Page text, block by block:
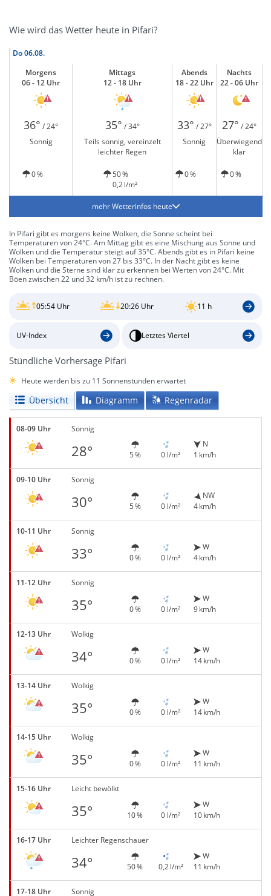
Wie wird das Wetter heute in Pifari?
Do06.08.
Morgens
06 - 12 Uhr
Mittags
12 - 18 Uhr
Abends
18 - 22 Uhr
Nachts
22 - 06 Uhr
36° / 24° 35° / 34° 33° / 27° 27° / 24°
Sonnig
Teils sonnig, vereinzelt
leichter Regen
Sonnig
Überwiegend
klar
0 %
50 %
0,2 l/m²
0 % 0 %
mehr Wetterinfos heute
In Pifari gibt es morgens keine Wolken, die Sonne scheint bei
Temperaturen von 24°C. Am Mittag gibt es eine Mischung aus Sonne und
Wolken und die Temperatur steigt auf 35°C. Abends gibt es in Pifari keine
Wolken bei Temperaturen von 27 bis 33°C. In der Nacht gibt es keine
Wolken und die Sterne sind klar zu erkennen bei Werten von 24°C. Mit
Böen zwischen 22 und 32 km/h ist zu rechnen.
05:54 Uhr 20:26 Uhr 11 h
UV-Index Letztes Viertel
Stündliche Vorhersage Pifari
Heute werden bis zu 11 Sonnenstunden erwartet
Übersicht Diagramm Regenradar
08-09 Uhr Sonnig
28° 5 % 0 l/m²
N
1 km/h
09-10 Uhr Sonnig
30° 5 % 0 l/m²
NW
4 km/h
10-11 Uhr Sonnig
33° 0 % 0 l/m²
W
4 km/h
11-12 Uhr Sonnig
35° 0 % 0 l/m²
W
9 km/h
12-13 Uhr Wolkig
34° 0 % 0 l/m²
W
14 km/h
13-14 Uhr Wolkig
35° 0 % 0 l/m²
W
14 km/h
14-15 Uhr Wolkig
35° 0 % 0 l/m²
W
11 km/h
15-16 Uhr Leicht bewölkt
35° 10 % 0 l/m²
W
10 km/h
16-17 Uhr Leichter Regenschauer
34° 50 % 0,2 l/m²
W
11 km/h
17-18 Uhr Sonnig